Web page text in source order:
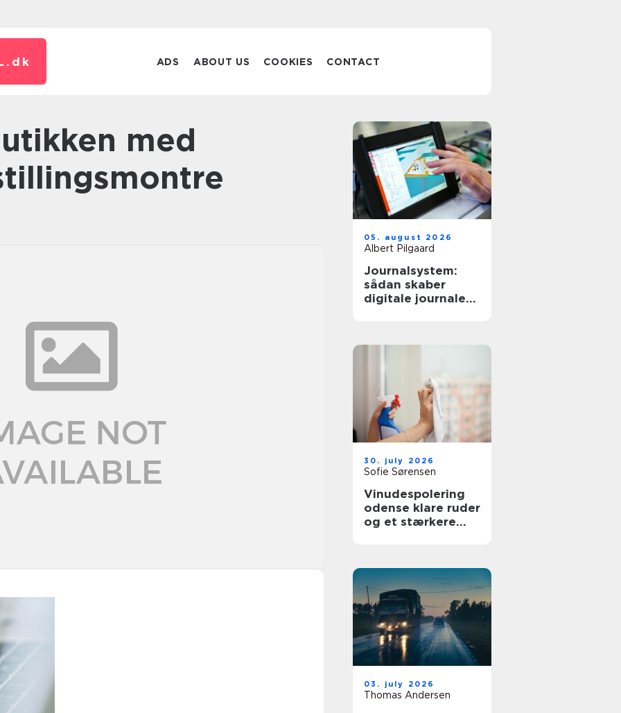
dk ADS ABOUT US COOKIES CONTACT
05. august 2026
Albert Pilgaard
Journalsystem:
sådan skaber
digitale journaler
30. july 2026
Sofie Sørensen
Vinudespolering
odense klare ruder
og et stærkere
03. july 2026
Thomas Andersen